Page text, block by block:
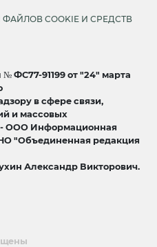
COOKIE И СРЕДСТВ
ФС77-91199 от "24" марта
в сфере связи,
и массовых
- ООО Информационная
"Объединенная редакция
Александр Викторович.